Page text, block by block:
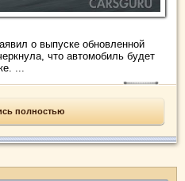
о выпуске обновленной
что автомобиль будет
...
полностью